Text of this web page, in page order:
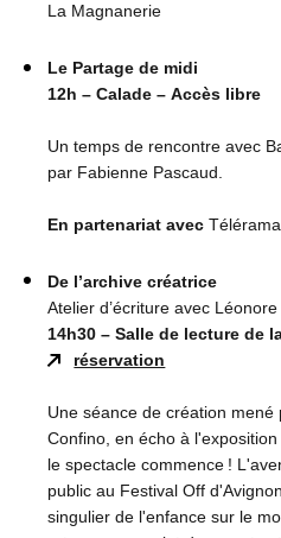
La Magnanerie
Le Partage de midi
12h – Calade – Accès libre
Un temps de rencontre avec
par Fabienne Pascaud.
En partenariat avec Télérama
De l’archive créatrice
Atelier d’écriture avec
14h30 – Salle de lecture de
réservation
Une séance de création mené
Confino, en écho à
le spectacle commence !
public au Festival Off
singulier de l'enfance sur le